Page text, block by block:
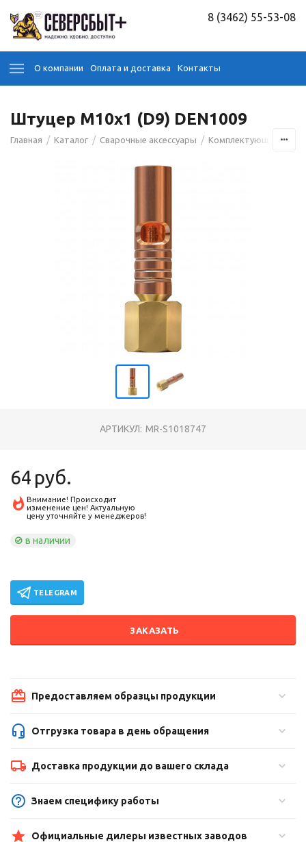
8 (3462) 55-53-08
О компании Оплата и доставка Контакты
Штуцер М10x1 (D9) DEN1009
Главная / Каталог / Сварочные аксессуары / Комплектующие для
АРТИКУЛ: MR-S1018747
64 руб.
Внимание! Происходит
изменение цен! Актуальную
цену уточняйте у менеджеров!
в наличии
TELEGRAM
ЗАКАЗАТЬ
Предоставляем образцы продукции
Отгрузка товара в день обращения
Доставка продукции до вашего склада
Знаем специфику работы
Официальные дилеры известных заводов